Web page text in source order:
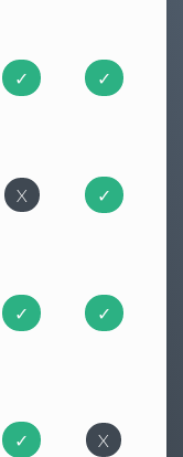
✓ ✓
X ✓
✓ ✓
✓ X